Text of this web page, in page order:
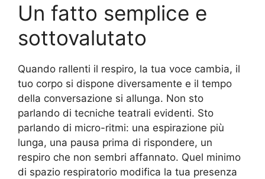
Un fatto semplice e
sottovalutato
Quando rallenti il respiro, la tua voce cambia, il
tuo corpo si dispone diversamente e il tempo
della conversazione si allunga. Non sto
parlando di tecniche teatrali evidenti. Sto
parlando di micro-ritmi: una espirazione più
lunga, una pausa prima di rispondere, un
respiro che non sembri affannato. Quel minimo
di spazio respiratorio modifica la tua presenza